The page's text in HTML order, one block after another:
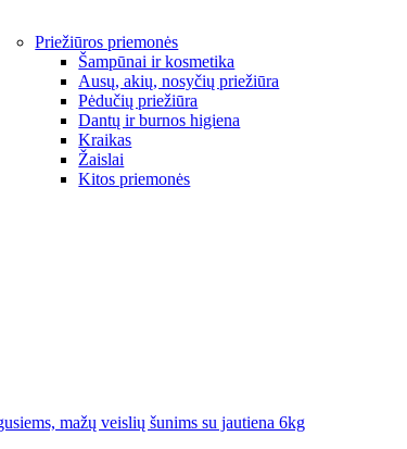
Priežiūros priemonės
Šampūnai ir kosmetika
Ausų, akių, nosyčių priežiūra
Pėdučių priežiūra
Dantų ir burnos higiena
Kraikas
Žaislai
Kitos priemonės